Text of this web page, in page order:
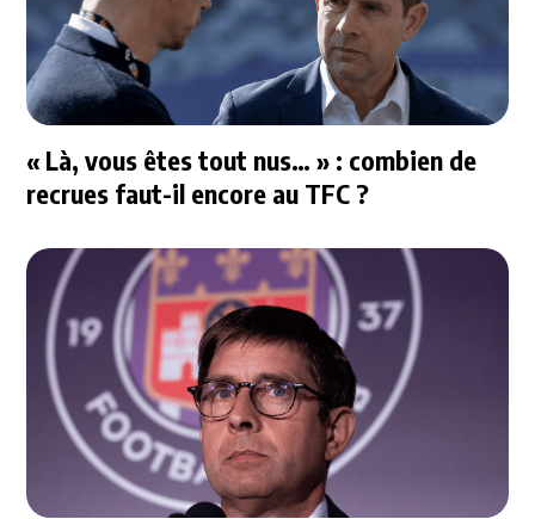
« Là, vous êtes tout nus… » : combien de
recrues faut-il encore au TFC ?